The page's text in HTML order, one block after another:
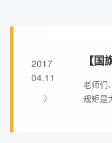
2017
04.11
【
老师们
规矩是